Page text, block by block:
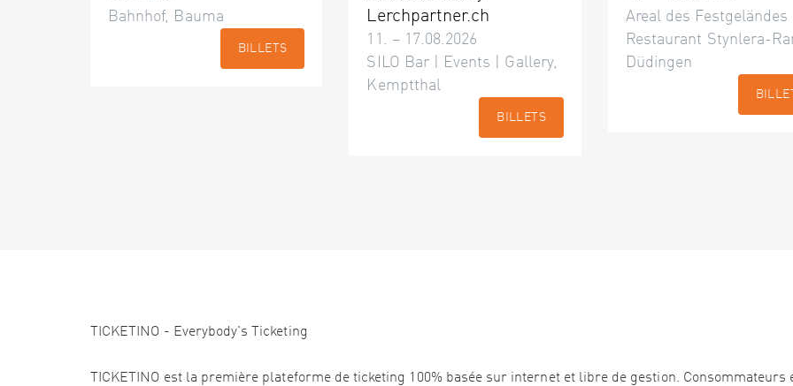
Bahnhof, Bauma
BILLETS
Lerchpartner.ch
11. – 17.08.2026
SILO Bar | Events | Gallery,
Kemptthal
BILLETS
Areal des Festgeländes
Restaurant Stynlera-
Düdingen
TICKETINO - Everybody's Ticketing
TICKETINO est la première plateforme de ticketing 100% basée sur internet et libre de gestion.